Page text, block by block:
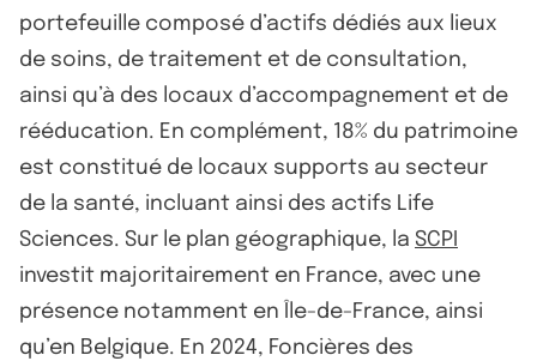
portefeuille composé d’actifs dédiés aux lieux
de soins, de traitement et de consultation,
ainsi qu’à des locaux d’accompagnement et de
rééducation. En complément, 18% du patrimoine
est constitué de locaux supports au secteur
de la santé, incluant ainsi des actifs Life
Sciences. Sur le plan géographique, la SCPI
investit majoritairement en France, avec une
présence notamment en Île-de-France, ainsi
qu’en Belgique. En 2024, Foncières des